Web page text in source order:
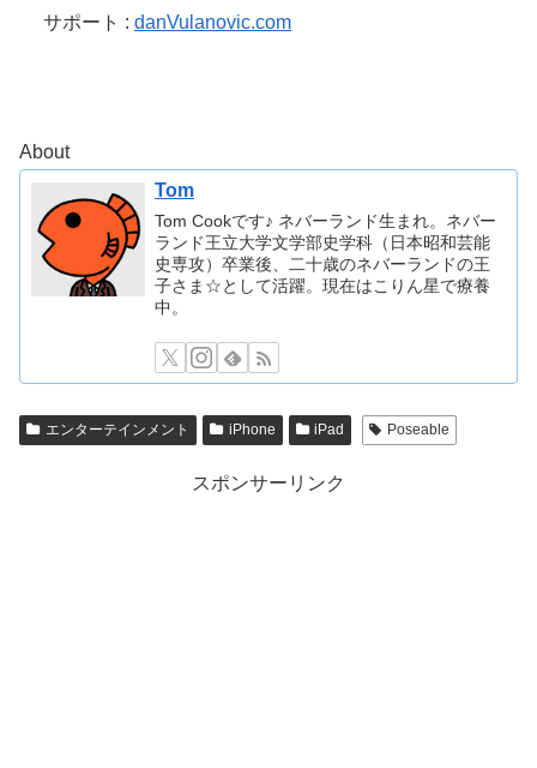
サポート : danVulanovic.com
About
Tom
Tom Cookです♪ ネバーランド生まれ。ネバー
ランド王立大学文学部史学科（日本昭和芸能
史専攻）卒業後、二十歳のネバーランドの王
子さま☆として活躍。現在はこりん星で療養
中。
エンターテインメント iPhone iPad Poseable
スポンサーリンク